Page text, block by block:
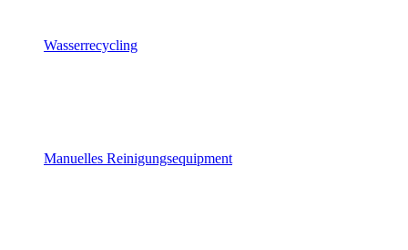
Wasserrecycling
Manuelles Reinigungsequipment